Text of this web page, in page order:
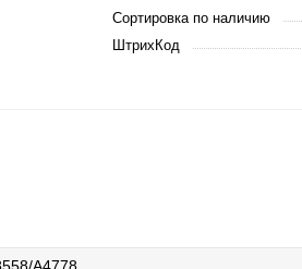
Сортировка по наличию
ШтрихКод